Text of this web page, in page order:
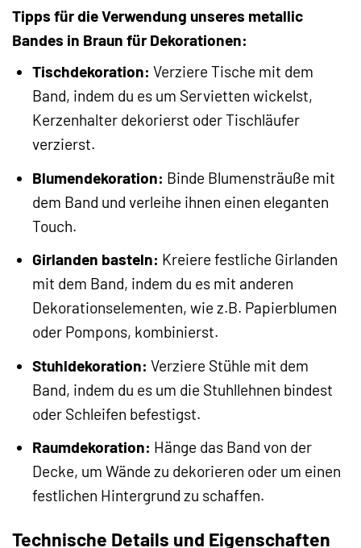
Tipps für die Verwendung unseres metallic
Bandes in Braun für Dekorationen:
Tischdekoration: Verziere Tische mit dem
Band, indem du es um Servietten wickelst,
Kerzenhalter dekorierst oder Tischläufer
verzierst.
Blumendekoration: Binde Blumensträuße mit
dem Band und verleihe ihnen einen eleganten
Touch.
Girlanden basteln: Kreiere festliche Girlanden
mit dem Band, indem du es mit anderen
Dekorationselementen, wie z.B. Papierblumen
oder Pompons, kombinierst.
Stuhldekoration: Verziere Stühle mit dem
Band, indem du es um die Stuhllehnen bindest
oder Schleifen befestigst.
Raumdekoration: Hänge das Band von der
Decke, um Wände zu dekorieren oder um einen
festlichen Hintergrund zu schaffen.
Technische Details und Eigenschaften